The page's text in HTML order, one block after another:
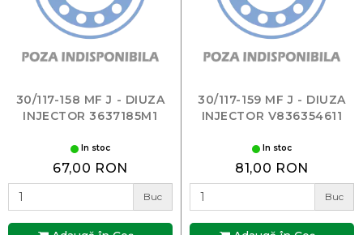
30/117-158 MF J - DIUZA
INJECTOR 3637185M1
In stoc
67,00 RON
Buc
30/117-159 MF J - DIUZA
INJECTOR V836354611
In stoc
81,00 RON
Buc